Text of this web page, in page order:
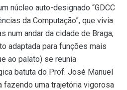
núcleo auto-designado “GDCC
da Computação”, que vivia
num andar da cidade de Braga,
adaptada para funções mais
ao palato) se reunia
batuta do Prof. José Manuel
fazendo uma trajetória vigorosa